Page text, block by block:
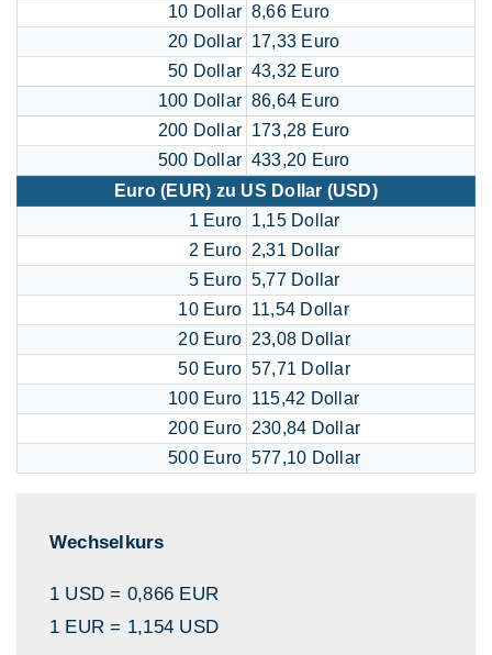
10 Dollar 8,66 Euro
20 Dollar 17,33 Euro
50 Dollar 43,32 Euro
100 Dollar 86,64 Euro
200 Dollar 173,28 Euro
500 Dollar 433,20 Euro
Euro (EUR) zu US Dollar (USD)
1 Euro 1,15 Dollar
2 Euro 2,31 Dollar
5 Euro 5,77 Dollar
10 Euro 11,54 Dollar
20 Euro 23,08 Dollar
50 Euro 57,71 Dollar
100 Euro 115,42 Dollar
200 Euro 230,84 Dollar
500 Euro 577,10 Dollar
Wechselkurs
1 USD = 0,866 EUR
1 EUR = 1,154 USD